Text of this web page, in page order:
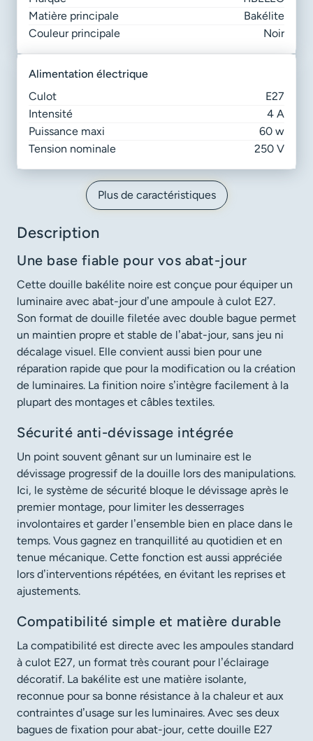
Matière principale
Bakélite
Couleur principale
Noir
alimentation électrique
Culot
E27
Intensité
4 A
Puissance maxi
60 w
Tension nominale
250 V
Plus de caractéristiques
Description
Une base fiable pour vos abat-jour
Cette douille bakélite noire est conçue pour équiper un
luminaire avec abat-jour d’une ampoule à culot E27.
Son format de douille filetée avec double bague permet
un maintien propre et stable de l’abat-jour, sans jeu ni
décalage visuel. Elle convient aussi bien pour une
réparation rapide que pour la modification ou la création
de luminaires. La finition noire s’intègre facilement à la
plupart des montages et câbles textiles.
Sécurité anti-dévissage intégrée
Un point souvent gênant sur un luminaire est le
dévissage progressif de la douille lors des manipulations.
Ici, le système de sécurité bloque le dévissage après le
premier montage, pour limiter les desserrages
involontaires et garder l’ensemble bien en place dans le
temps. Vous gagnez en tranquillité au quotidien et en
tenue mécanique. Cette fonction est aussi appréciée
lors d’interventions répétées, en évitant les reprises et
ajustements.
Compatibilité simple et matière durable
La compatibilité est directe avec les ampoules standard
à culot E27, un format très courant pour l’éclairage
décoratif. La bakélite est une matière isolante,
reconnue pour sa bonne résistance à la chaleur et aux
contraintes d’usage sur les luminaires. Avec ses deux
bagues de fixation pour abat-jour, cette douille E27